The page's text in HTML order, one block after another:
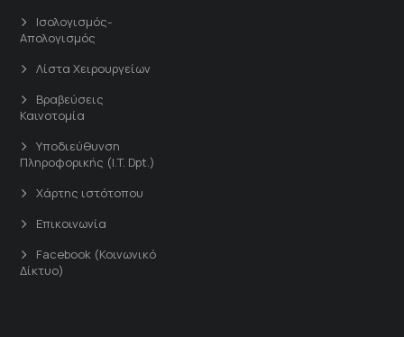
Ισολογισμός-
Απολογισμός
Λίστα Χειρουργείων
Βραβεύσεις
Καινοτομία
Υποδιεύθυνση
Πληροφορικής (I.T. Dpt.)
Χάρτης ιστότοπου
Επικοινωνία
Facebook (Κοινωνικό
Δίκτυο)